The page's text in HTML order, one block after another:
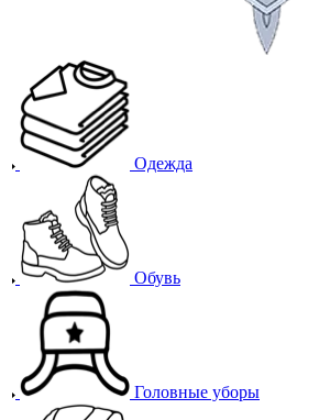
Одежда
Обувь
Головные уборы